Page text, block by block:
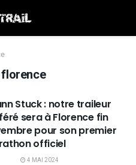
Stuck : notre traileur
sera à Florence fin
pour son premier
officiel
4 MAI 2024